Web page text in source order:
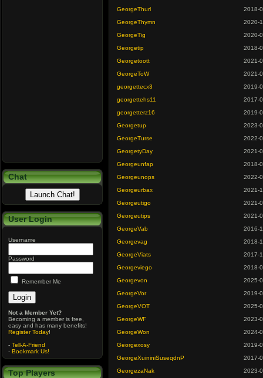
Chat
User Login
Username
Password
Remember Me
Not a Member Yet?
Becoming a member is free,
easy and has many benefits!
Register Today!
- Tell-A-Friend
- Bookmark Us!
Top Players
GeorgeThurl
2018-
GeorgeThymn
2020-
GeorgeTig
2020-
Georgetip
2018-
Georgetoott
2021-
GeorgeToW
2021-
georgettecx3
2019-
georgettehs11
2017-
georgetterz16
2019-
Georgetup
2023-
GeorgeTurse
2022-
GeorgetyDay
2021-
Georgeunfap
2018-
Georgeunops
2022-
Georgeurbax
2021-
Georgeutigo
2021-
Georgeutips
2021-
GeorgeVab
2016-
Georgevag
2018-
GeorgeViats
2017-
Georgeviego
2018-
Georgevon
2025-
GeorgeVor
2019-
GeorgeVOT
2025-
GeorgeWF
2023-
GeorgeWon
2024-
Georgexosy
2019-
GeorgeXuininiSuseqdnP
2017-
GeorgezaNak
2023-